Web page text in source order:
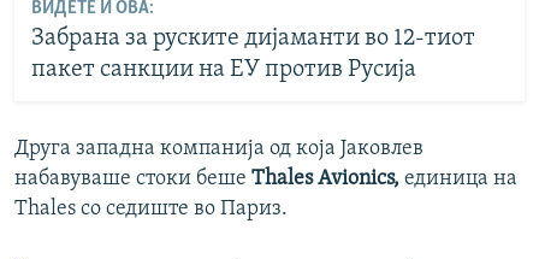
ВИДЕТЕ И ОВА:
Забрана за руските дијаманти во 12-тиот
пакет санкции на ЕУ против Русија
Друга западна компанија од која Јаковлев
набавуваше стоки беше Thales Avionics, единица на
Thales со седиште во Париз.